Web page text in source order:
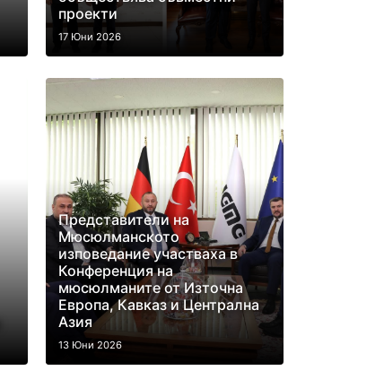
проекти
17 Юни 2026
Представители на
Мюсюлманското
изповедание участваха в
Конференция на
мюсюлманите от Източна
Европа, Кавказ и Централна
Азия
13 Юни 2026